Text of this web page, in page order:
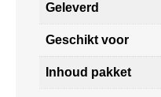
Geleverd
Geschikt voor
Inhoud pakket